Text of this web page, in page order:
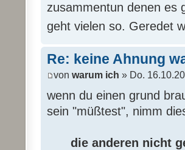
zusammentun denen es
geht vielen so. Geredet
Re: keine Ahnung
von warum ich » Do.
wenn du einen grund
sein "müßtest", nimm
die anderen nicht